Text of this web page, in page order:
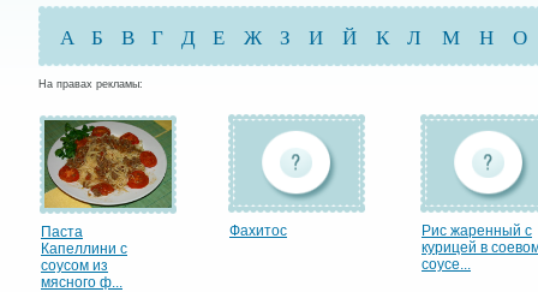
А Б В Г Д Е Ж З И Й К Л М Н О
На правах рекламы:
Паста
Капеллини с
соусом из
мясного ф...
Фахитос
Рис жаренный с
курицей в
соусе...